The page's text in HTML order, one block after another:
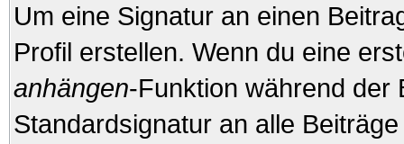
Um eine Signatur an einen
Profil erstellen. Wenn du eine
anhängen-Funktion während der
Standardsignatur an alle